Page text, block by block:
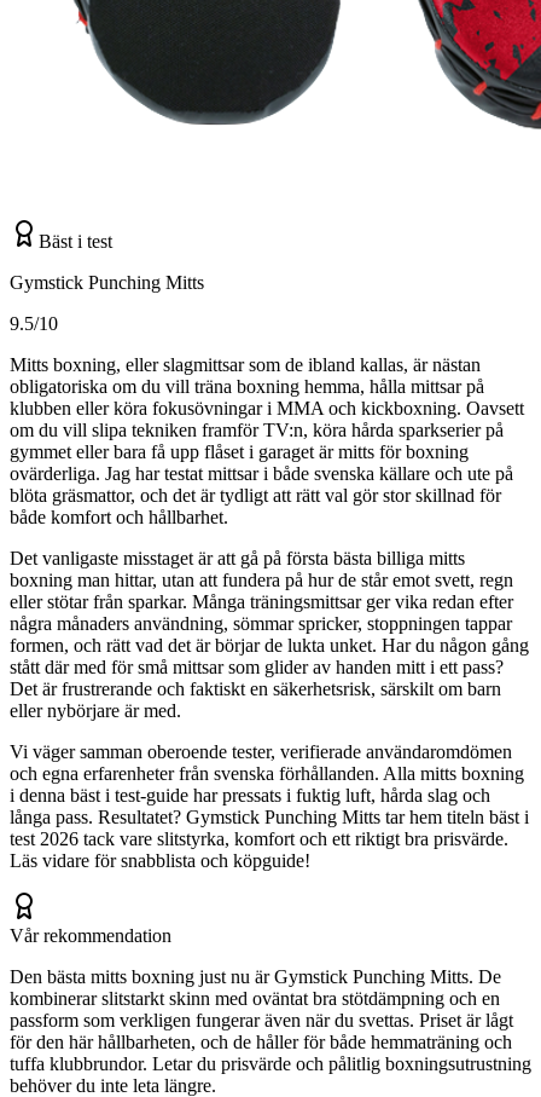
Bäst i test
Gymstick Punching Mitts
9.5/10
Mitts boxning, eller slagmittsar som de ibland kallas, är nästan
obligatoriska om du vill träna boxning hemma, hålla mittsar på
klubben eller köra fokusövningar i MMA och kickboxning. Oavsett
om du vill slipa tekniken framför TV:n, köra hårda sparkserier på
gymmet eller bara få upp flåset i garaget är mitts för boxning
ovärderliga. Jag har testat mittsar i både svenska källare och ute på
blöta gräsmattor, och det är tydligt att rätt val gör stor skillnad för
både komfort och hållbarhet.
Det vanligaste misstaget är att gå på första bästa billiga mitts
boxning man hittar, utan att fundera på hur de står emot svett, regn
eller stötar från sparkar. Många träningsmittsar ger vika redan efter
några månaders användning, sömmar spricker, stoppningen tappar
formen, och rätt vad det är börjar de lukta unket. Har du någon gång
stått där med för små mittsar som glider av handen mitt i ett pass?
Det är frustrerande och faktiskt en säkerhetsrisk, särskilt om barn
eller nybörjare är med.
Vi väger samman oberoende tester, verifierade användaromdömen
och egna erfarenheter från svenska förhållanden. Alla mitts boxning
i denna bäst i test-guide har pressats i fuktig luft, hårda slag och
långa pass. Resultatet? Gymstick Punching Mitts tar hem titeln bäst i
test 2026 tack vare slitstyrka, komfort och ett riktigt bra prisvärde.
Läs vidare för snabblista och köpguide!
Vår rekommendation
Den bästa mitts boxning just nu är Gymstick Punching Mitts. De
kombinerar slitstarkt skinn med oväntat bra stötdämpning och en
passform som verkligen fungerar även när du svettas. Priset är lågt
för den här hållbarheten, och de håller för både hemmaträning och
tuffa klubbrundor. Letar du prisvärde och pålitlig boxningsutrustning
behöver du inte leta längre.